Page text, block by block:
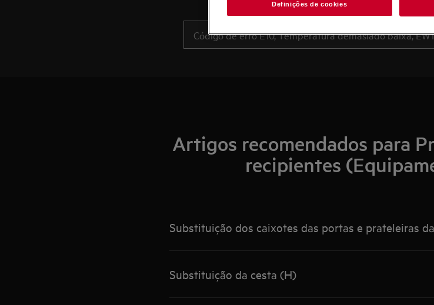
Artigos recomendados para
recipientes
Substituição dos caixotes das portas e prateleiras
Substituição da cesta (H)
Definições de cookies